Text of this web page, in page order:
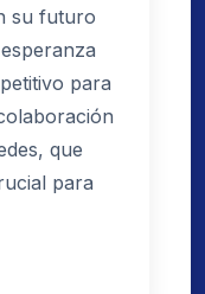
su futuro
para
que
para